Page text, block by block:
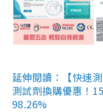
延伸閱讀：【快速
測試劑換購優惠！
98.26%